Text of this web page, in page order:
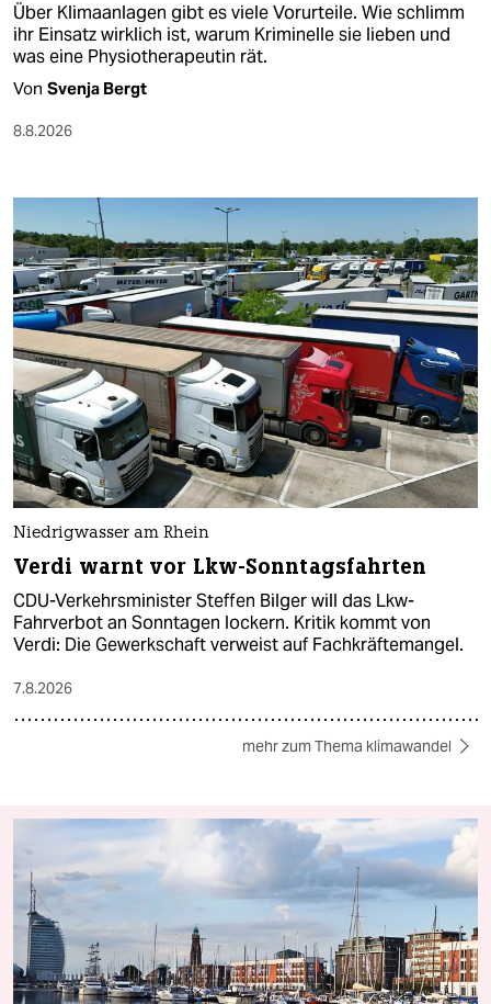
Über Klimaanlagen gibt es viele Vorurteile. Wie schlimm
ihr Einsatz wirklich ist, warum Kriminelle sie lieben und
was eine Physiotherapeutin rät.
Von Svenja Bergt
8.8.2026
Niedrigwasser am Rhein
Verdi warnt vor Lkw-Sonntagsfahrten
CDU-Verkehrsminister Steffen Bilger will das Lkw-
Fahrverbot an Sonntagen lockern. Kritik kommt von
Verdi: Die Gewerkschaft verweist auf Fachkräftemangel.
7.8.2026
mehr zum Thema klimawandel